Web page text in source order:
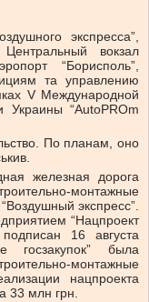
экспресса”,
вокзал
“Борисполь”,
та управлению
V Международной
Украины “AutoPROm
По планам, оно
железная дорога
монтажные
экспресс”.
“Нацпроект
16 августа
госзакупок” была
монтажные
нацпроекта
33 млн грн.